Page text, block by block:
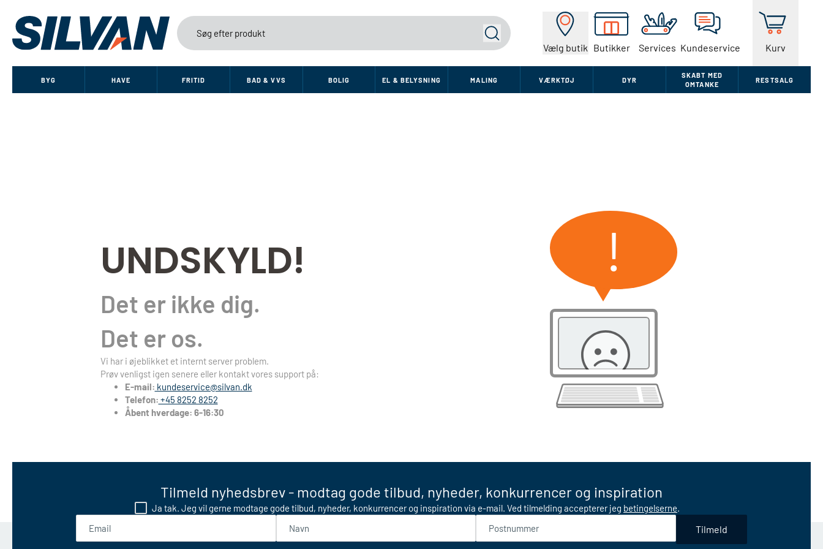
Vælg butik Butikker Services Kundeservice Kurv
Søg
BYG HAVE FRITID BAD & VVS BOLIG EL & BELYSNING MALING VÆRKTØJ DYR
SKABT MED
OMTANKE
RESTSALG
UNDSKYLD!
Det er ikke dig.
Det er os.
Vi har i øjeblikket et internt server problem.
Prøv venligst igen senere eller kontakt vores support på:
E-mail: kundeservice@silvan.dk
Telefon: +45 8252 8252
Åbent hverdage: 6-16:30
!
Tilmeld nyhedsbrev - modtag gode tilbud, nyheder, konkurrencer og inspiration
Ja tak. Jeg vil gerne modtage gode tilbud, nyheder, konkurrencer og inspiration via e-mail. Ved tilmelding accepterer jeg betingelserne.
Tilmeld